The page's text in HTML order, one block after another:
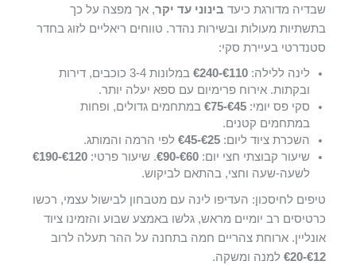
שבדיה מדורגת כיעד בינוני עד יקר, אך מפצה על כך
בתשתיות מעולות ובשירות נהדר. טווחים ריאליים לזוג בחדר
סטנדרטי בעיירת סקי:
לינה ללילה: €110-€240
במלונות 3-4 כוכבים, דירות
ובקתות. אירוח פרימיום עם ספא יעלה יותר.
סקי פס יומי: €45-€75
במתחמים גדולים, ופחות
במתחמים קטנים.
השכרת ציוד ליום: €25-€45
לפי הרמה והמותג.
שיעור קבוצתי חצי יום: €60-€90 . שיעור פרטי: €120-€190
לשעה-שעה וחצי, בהתאם לביקוש.
טיפים לחיסכון: העדיפו לינה עם מטבחון לבישול עצמי, רכשו
כרטיסים רב יומיים מראש, גלשו באמצע שבוע והזמינו ציוד
אונליין. ארוחת צהריים חמה בתחנה על ההר תעלה לרוב
€12-€20
למנה ומשקה.